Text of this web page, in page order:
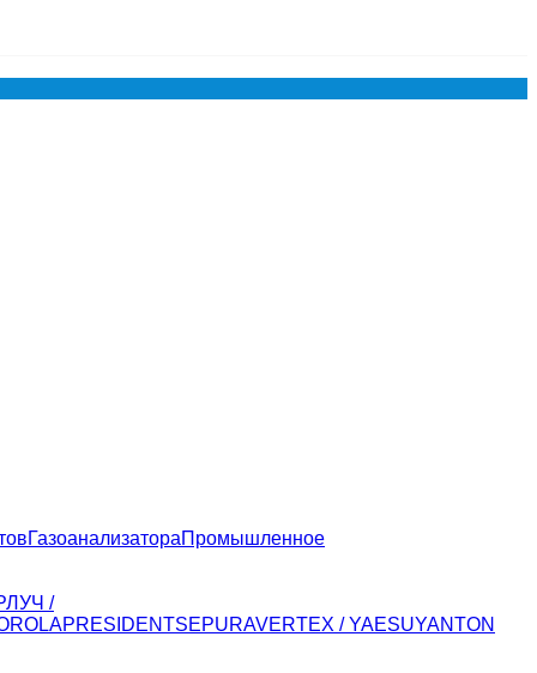
ГазоанализатораПромышленное
ЛУЧ /
PRESIDENTSEPURAVERTEX / YAESUYANTON